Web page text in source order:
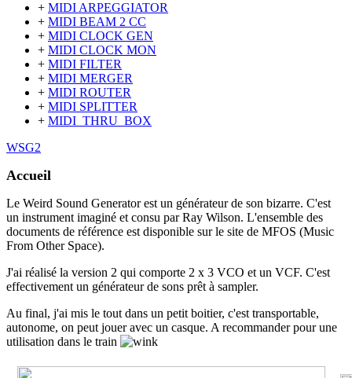
+ MIDI ARPEGGIATOR
+ MIDI BEAM 2 CC
+ MIDI CLOCK GEN
+ MIDI CLOCK MON
+ MIDI FILTER
+ MIDI MERGER
+ MIDI ROUTER
+ MIDI SPLITTER
+ MIDI_THRU_BOX
WSG2
Accueil
Le Weird Sound Generator est un générateur de son bizarre. C'est
un instrument imaginé et consu par Ray Wilson. L'ensemble des
documents de référence est disponible sur le site de MFOS (Music
From Other Space).
J'ai réalisé la version 2 qui comporte 2 x 3 VCO et un VCF. C'est
effectivement un générateur de sons prêt à sampler.
Au final, j'ai mis le tout dans un petit boitier, c'est transportable,
autonome, on peut jouer avec un casque. A recommander pour une
utilisation dans le train